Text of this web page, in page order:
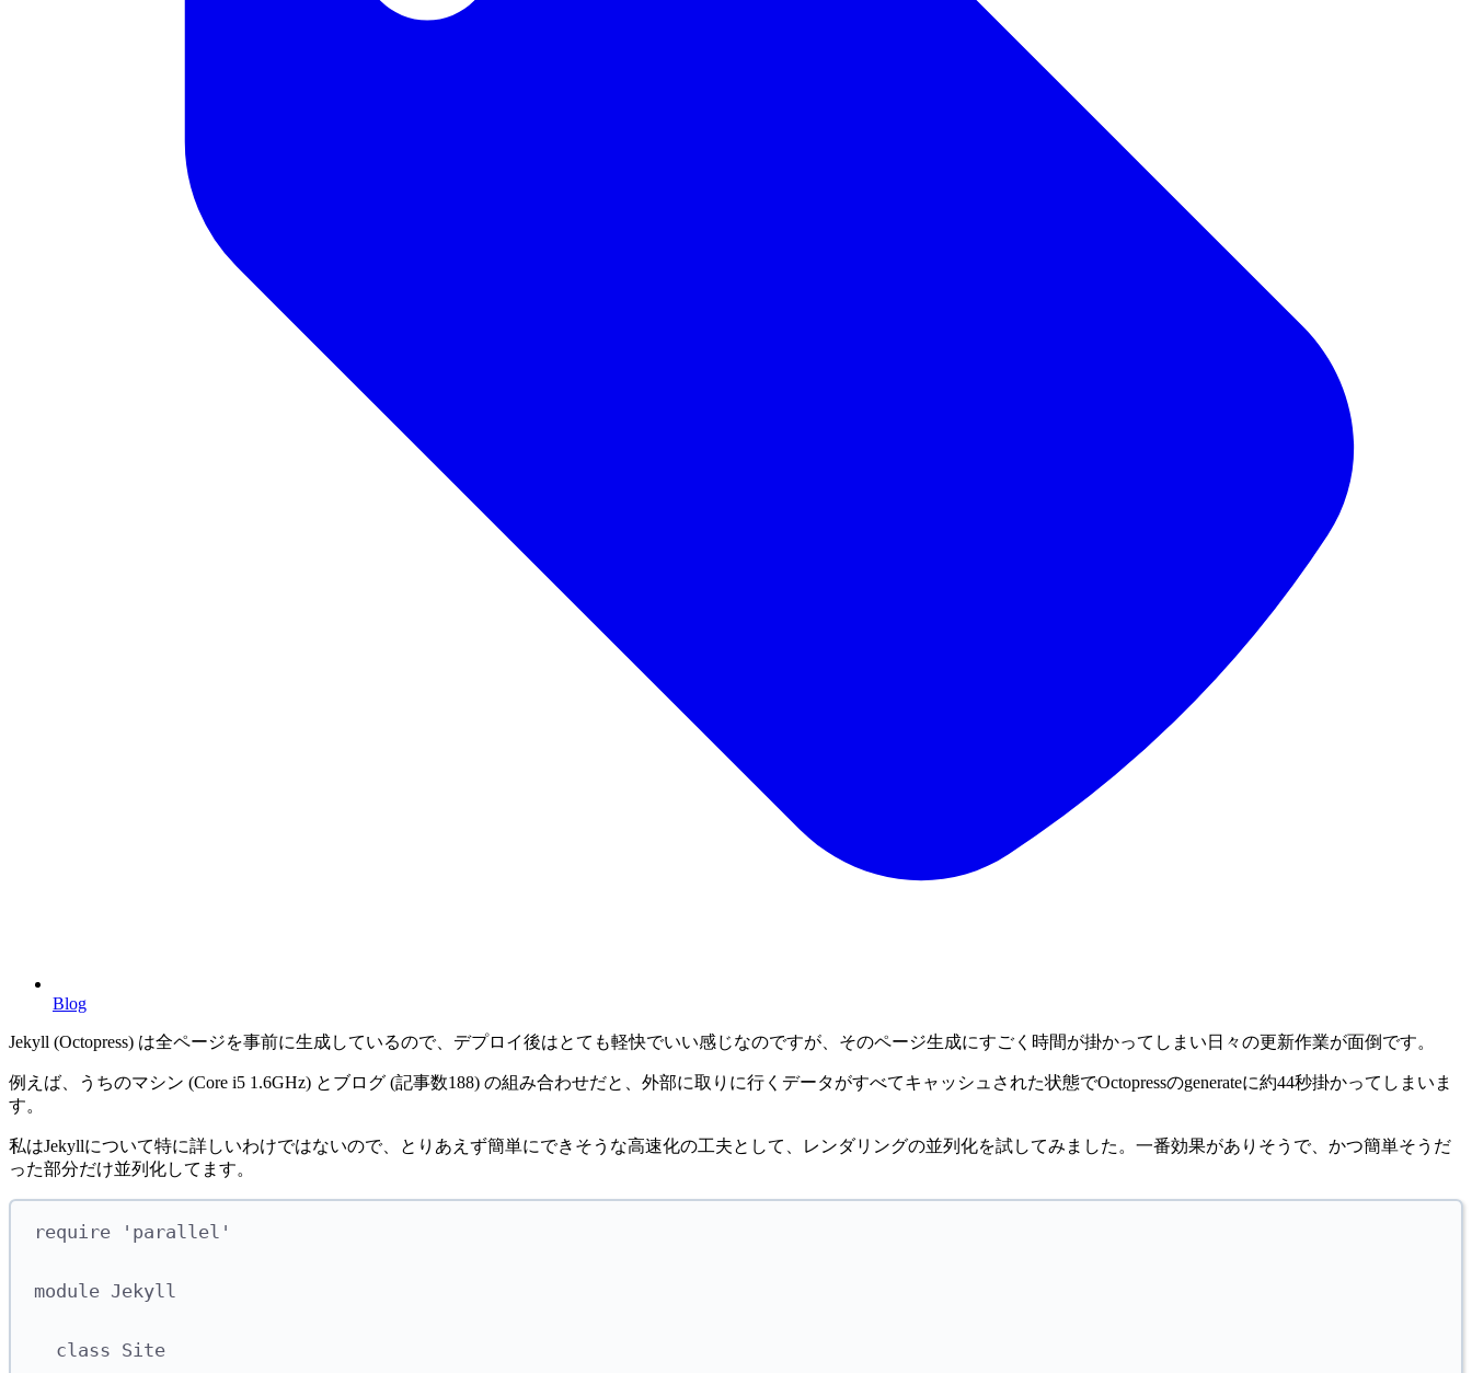
Blog
Jekyll (Octopress) は全ページを事前に生成しているので、デプロイ後はとても軽快でいい感じなのですが、そのページ生成にすごく時間が掛かってしまい日々の更新作業が面倒です。
例えば、うちのマシン (Core i5 1.6GHz) とブログ (記事数188) の組み合わせだと、外部に取りに行くデータがすべてキャッシュされた状態でOctopressのgenerateに約44秒掛かってしまいま
す。
私はJekyllについて特に詳しいわけではないので、とりあえず簡単にできそうな高速化の工夫として、レンダリングの並列化を試してみました。一番効果がありそうで、かつ簡単そうだ
った部分だけ並列化してます。
require ' parallel '
module Jekyll
class Site